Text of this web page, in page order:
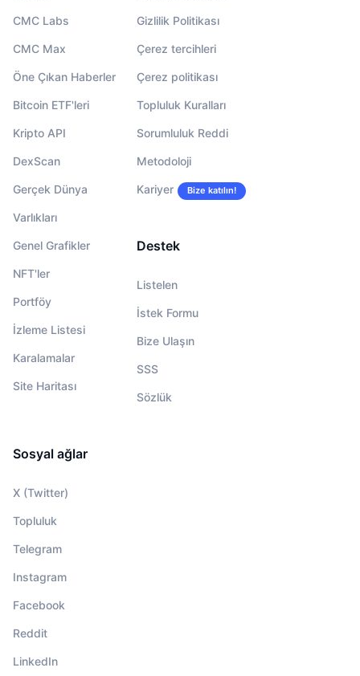
CMC Labs
CMC Max
Öne Çıkan Haberler
Bitcoin ETF'leri
Kripto API
DexScan
Gerçek Dünya
Varlıkları
Genel Grafikler
NFT'ler
Portföy
İzleme Listesi
Karalamalar
Site Haritası
Gizlilik Politikası
Çerez tercihleri
Çerez politikası
Topluluk Kuralları
Sorumluluk Reddi
Metodoloji
Kariyer Bize katılın!
Destek
Listelen
İstek Formu
Bize Ulaşın
SSS
Sözlük
Sosyal ağlar
X (Twitter)
Topluluk
Telegram
Instagram
Facebook
Reddit
LinkedIn